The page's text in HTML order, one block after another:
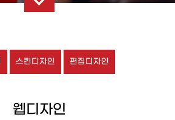
스킨디자인 편집디자인
웹디자인